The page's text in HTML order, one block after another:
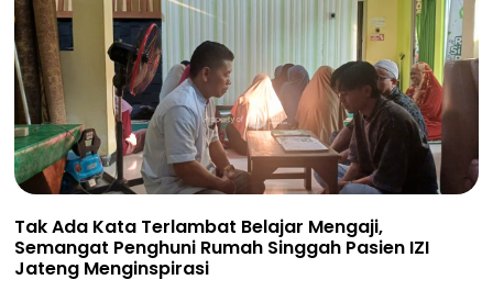
Tak Ada Kata Terlambat Belajar Mengaji,
Semangat Penghuni Rumah Singgah Pasien IZI
Jateng Menginspirasi